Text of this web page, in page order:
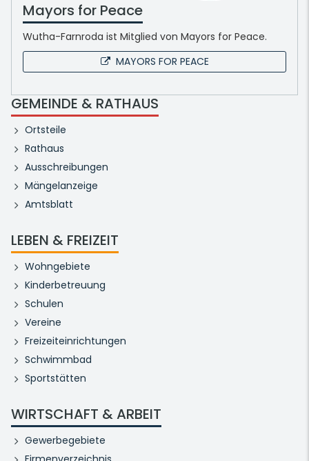
Mayors for Peace
Wutha-Farnroda ist Mitglied von Mayors for Peace.
MAYORS FOR PEACE
GEMEINDE & RATHAUS
Ortsteile
Rathaus
Ausschreibungen
Mängelanzeige
Amtsblatt
LEBEN & FREIZEIT
Wohngebiete
Kinderbetreuung
Schulen
Vereine
Freizeiteinrichtungen
Schwimmbad
Sportstätten
WIRTSCHAFT & ARBEIT
Gewerbegebiete